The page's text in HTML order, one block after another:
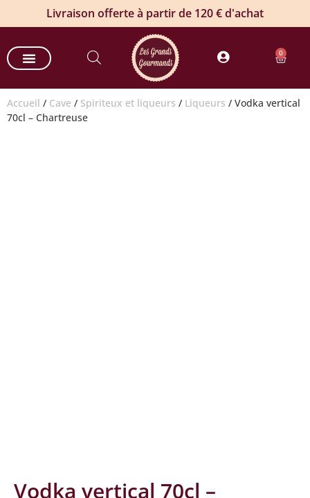
Livraison offerte à partir de 120 € d'achat
0
Accueil / Cave / Spiriteux et liqueurs / Liqueurs / Vodka vertical
70cl – Chartreuse
Vodka vertical 70cl –